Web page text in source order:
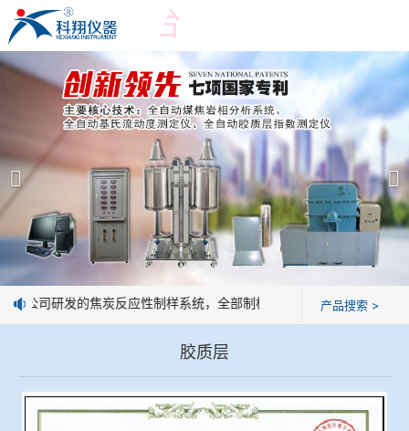
爱游戏平台
爱游戏平台
产品展示 ＞
爱游戏平台-爱游戏（中国）一站式服务平台
焦化行业检测及优化配煤设备
球团矿/烧结矿/块矿高温冶金性能检测系统
烧结/球团优化配矿研究设备
高炉配吹煤检测设备
公司简介
爱游戏平台
企业业绩
技术交流
标准下载
我公司研发的焦炭反应性制样系统，全部制样过程机械化操作，没有
产品搜索 >
胶质层